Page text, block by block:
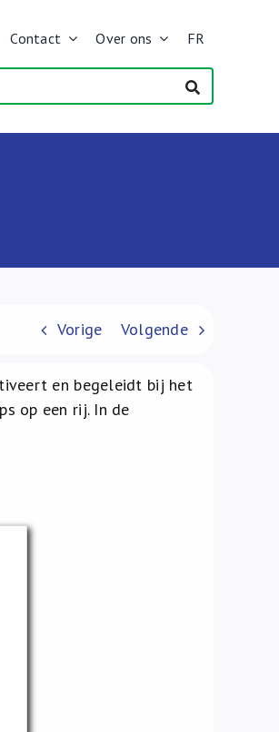
Contact Over ons FR
Vorige Volgende
en begeleidt bij het
op een rij. In de